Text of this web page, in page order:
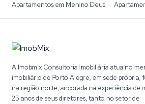
Apartamentos em Menino Deus
A Imobmix Consultoria Imobiliária atua no
imobiliário de Porto Alegre, em sede própria,
na região norte, ancorada na experiência de
25 anos de seus diretores, tanto no setor de